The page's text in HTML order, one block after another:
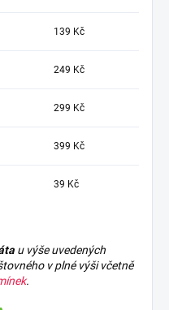
139 Kč
249 Kč
299 Kč
399 Kč
39 Kč
u výše uvedených
v plné výši včetně
.